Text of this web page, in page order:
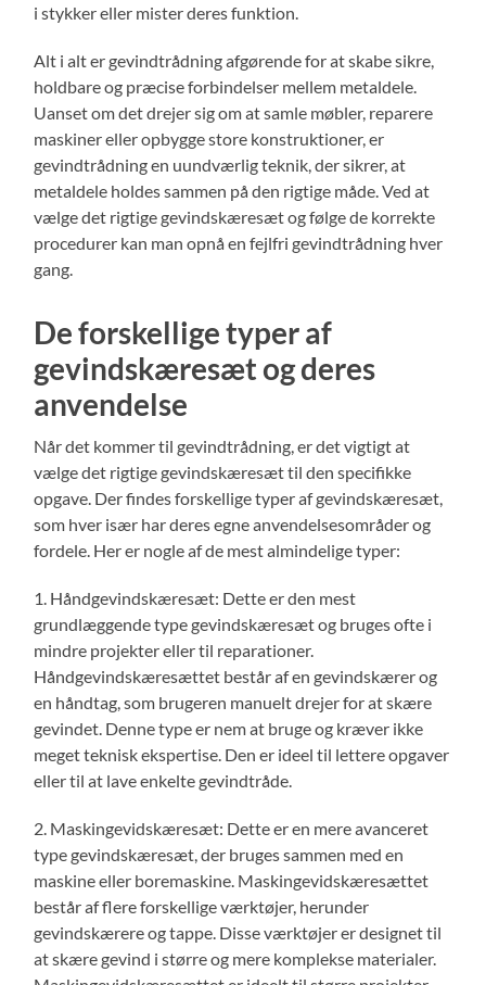
i stykker eller mister deres funktion.
Alt i alt er gevindtrådning afgørende for at skabe sikre,
holdbare og præcise forbindelser mellem metaldele.
Uanset om det drejer sig om at samle møbler, reparere
maskiner eller opbygge store konstruktioner, er
gevindtrådning en uundværlig teknik, der sikrer, at
metaldele holdes sammen på den rigtige måde. Ved at
vælge det rigtige gevindskæresæt og følge de korrekte
procedurer kan man opnå en fejlfri gevindtrådning hver
gang.
De forskellige typer af
gevindskæresæt og deres
anvendelse
Når det kommer til gevindtrådning, er det vigtigt at
vælge det rigtige gevindskæresæt til den specifikke
opgave. Der findes forskellige typer af gevindskæresæt,
som hver især har deres egne anvendelsesområder og
fordele. Her er nogle af de mest almindelige typer:
1. Håndgevindskæresæt: Dette er den mest
grundlæggende type gevindskæresæt og bruges ofte i
mindre projekter eller til reparationer.
Håndgevindskæresættet består af en gevindskærer og
en håndtag, som brugeren manuelt drejer for at skære
gevindet. Denne type er nem at bruge og kræver ikke
meget teknisk ekspertise. Den er ideel til lettere opgaver
eller til at lave enkelte gevindtråde.
2. Maskingevidskæresæt: Dette er en mere avanceret
type gevindskæresæt, der bruges sammen med en
maskine eller boremaskine. Maskingevidskæresættet
består af flere forskellige værktøjer, herunder
gevindskærere og tappe. Disse værktøjer er designet til
at skære gevind i større og mere komplekse materialer.